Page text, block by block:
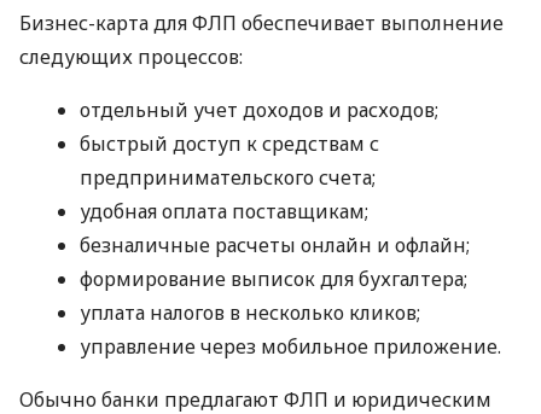
Бизнес-карта для ФЛП обеспечивает выполнение
следующих процессов:
отдельный учет доходов и расходов;
быстрый доступ к средствам с
предпринимательского счета;
удобная оплата поставщикам;
безналичные расчеты онлайн и офлайн;
формирование выписок для бухгалтера;
уплата налогов в несколько кликов;
управление через мобильное приложение.
Обычно банки предлагают ФЛП и юридическим